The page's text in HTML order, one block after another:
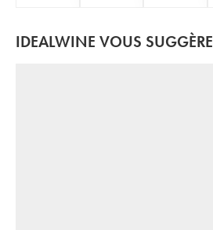
IDEALWINE VOUS SUGGÈRE